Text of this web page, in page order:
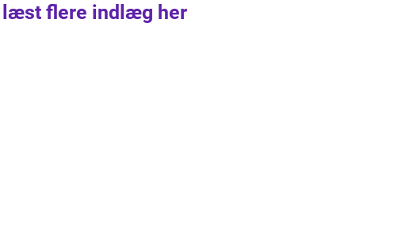
læst flere indlæg her